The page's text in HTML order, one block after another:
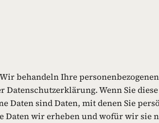
behandeln Ihre
Wenn Sie
Daten sind Daten, mit denen Sie
wir erheben und wofür wir sie